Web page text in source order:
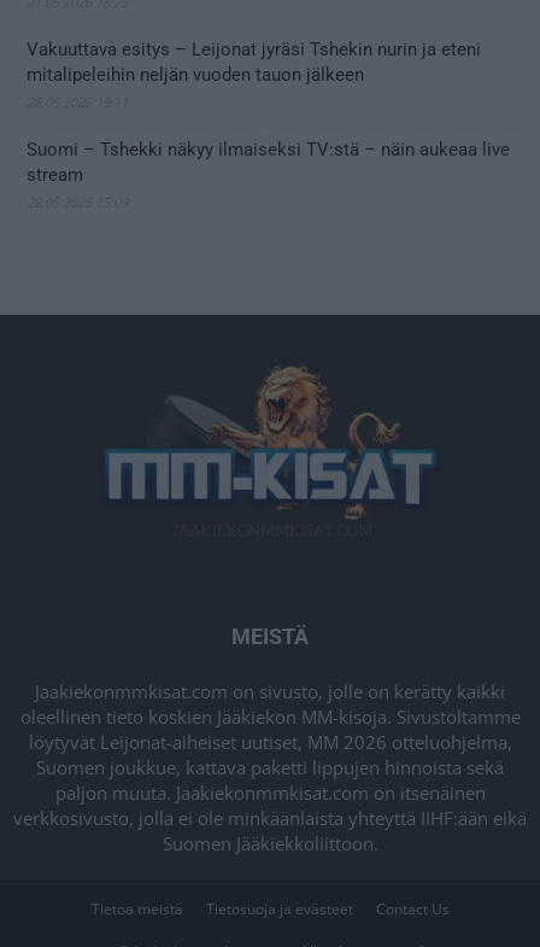
Vakuuttava esitys – Leijonat jyräsi Tshekin nurin ja eteni
mitalipeleihin neljän vuoden tauon jälkeen
Suomi – Tshekki näkyy ilmaiseksi TV:stä – näin aukeaa live
stream
MEISTÄ
Jaakiekonmmkisat.com on sivusto, jolle on kerätty kaikki
oleellinen tieto koskien Jääkiekon MM-kisoja. Sivustoltamme
löytyvät Leijonat-aiheiset uutiset, MM 2026 otteluohjelma,
Suomen joukkue, kattava paketti lippujen hinnoista sekä
paljon muuta. Jaakiekonmmkisat.com on itsenäinen
verkkosivusto, jolla ei ole minkäänlaista yhteyttä IIHF:ään eikä
Suomen Jääkiekkoliittoon.
Tietoa meistä Tietosuoja ja evästeet Contact Us